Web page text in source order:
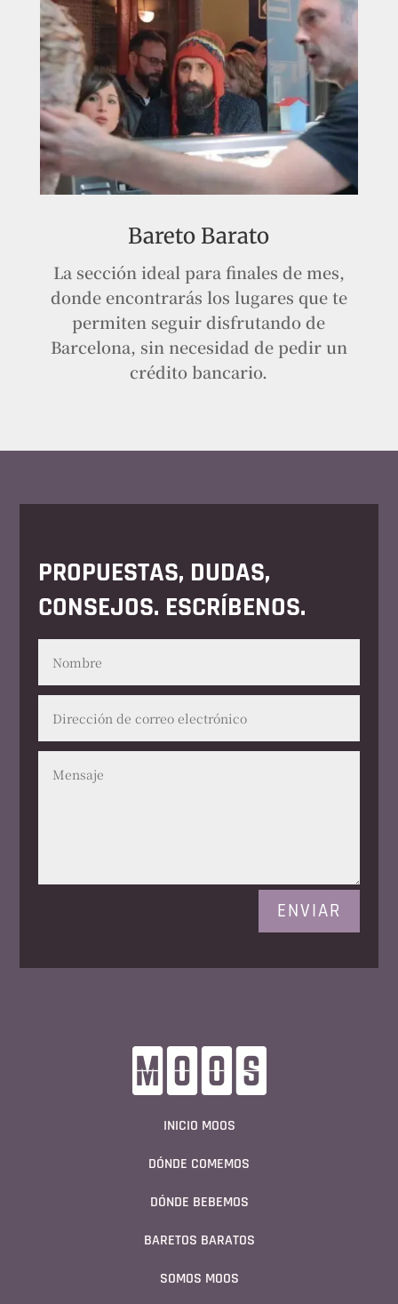
Bareto Barato
La sección ideal para finales de mes,
donde encontrarás los lugares que te
permiten seguir disfrutando de
Barcelona, sin necesidad de pedir un
crédito bancario.
PROPUESTAS, DUDAS,
CONSEJOS. ESCRÍBENOS.
ENVIAR
INICIO MOOS
DÓNDE COMEMOS
DÓNDE BEBEMOS
BARETOS BARATOS
SOMOS MOOS